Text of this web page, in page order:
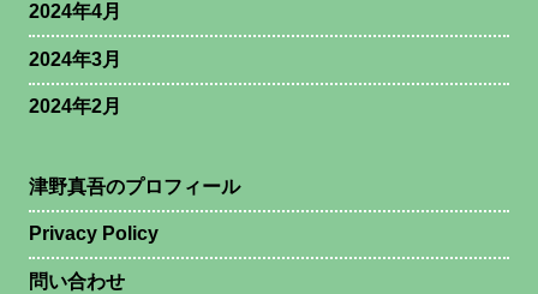
2024年4月
2024年3月
2024年2月
津野真吾のプロフィール
Privacy Policy
問い合わせ